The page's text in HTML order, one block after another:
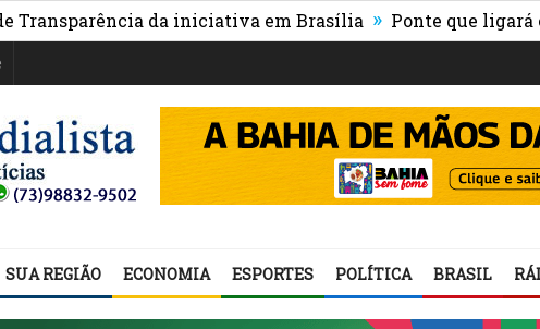
da iniciativa em Brasília » Ponte que ligará o
SUA REGIÃO ECONOMIA ESPORTES POLÍTICA BRASIL